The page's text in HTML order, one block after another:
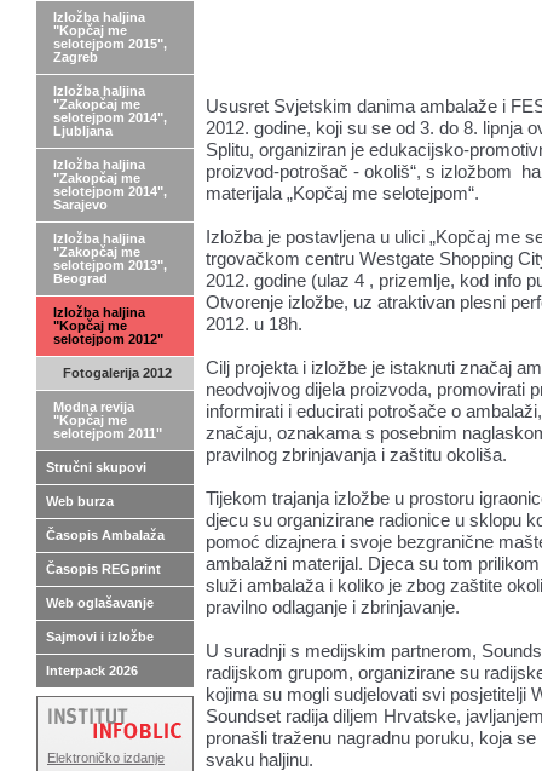
Ususret Svjetskim danima ambalaže i
2012. godine, koji su se od 3. do 8. lipnja
Splitu, organiziran je edukacijsko-
proizvod-potrošač - okoliš“, s izložbom
materijala „Kopčaj me selotejpom“.
Izložba je postavljena u ulici „Kopčaj me
trgovačkom centru Westgate Shopping
2012. godine (ulaz 4 , prizemlje, kod info
Otvorenje izložbe, uz atraktivan plesni
2012. u 18h.
Cilj projekta i izložbe je istaknuti značaj
neodvojivog dijela proizvoda, promovirati
informirati i educirati potrošače o
značaju, oznakama s posebnim
pravilnog zbrinjavanja i zaštitu okoliša.
Tijekom trajanja izložbe u prostoru
djecu su organizirane radionice u sklopu
pomoć dizajnera i svoje bezgranične
ambalažni materijal. Djeca su tom
služi ambalaža i koliko je zbog zaštite
pravilno odlaganje i zbrinjavanje.
U suradnji s medijskim partnerom,
radijskom grupom, organizirane su
kojima su mogli sudjelovati svi posjetitelji
Soundset radija diljem Hrvatske,
pronašli traženu nagradnu poruku, koja
svaku haljinu.
Izložba haljina
"Kopčaj me
selotejpom 2015",
Zagreb
Izložba haljina
"Zakopčaj me
selotejpom 2014",
Ljubljana
Izložba haljina
"Zakopčaj me
selotejpom 2014",
Sarajevo
Izložba haljina
"Zakopčaj me
selotejpom 2013",
Beograd
Izložba haljina
"Kopčaj me
selotejpom 2012"
Fotogalerija 2012
Modna revija
"Kopčaj me
selotejpom 2011"
Stručni skupovi
Web burza
Časopis Ambalaža
Časopis REGprint
Web oglašavanje
Sajmovi i izložbe
Interpack 2026
Elektroničko izdanje